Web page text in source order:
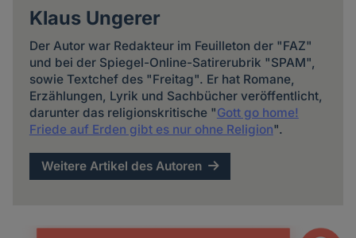
Klaus Ungerer
Der Autor war Redakteur im Feuilleton der "FAZ"
und bei der Spiegel-Online-Satirerubrik "SPAM",
sowie Textchef des "Freitag". Er hat Romane,
Erzählungen, Lyrik und Sachbücher veröffentlicht,
darunter das religionskritische "Gott go home!
Friede auf Erden gibt es nur ohne Religion".
Weitere Artikel des Autoren